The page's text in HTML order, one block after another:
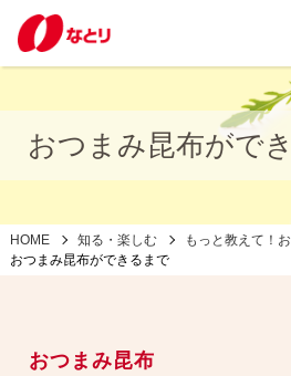
おつまみ昆布がで
HOME 知る・楽しむ
もっと教えて！
おつまみ昆布ができるまで
おつまみ昆布